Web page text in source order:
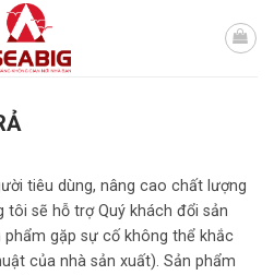
tiêu dùng, nâng cao chất lượng
tôi sẽ hỗ trợ Quý khách đổi sản
gặp sự cố không thể khắc
của nhà sản xuất). Sản phẩm